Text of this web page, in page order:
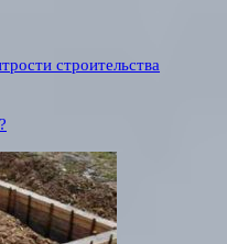
строительства